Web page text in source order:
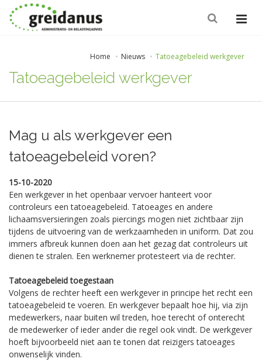
Home Nieuws Tatoeagebeleid werkgever
Tatoeagebeleid werkgever
Mag u als werkgever een
tatoeagebeleid voren?
15-10-2020
Een werkgever in het openbaar vervoer hanteert voor
controleurs een tatoeagebeleid. Tatoeages en andere
lichaamsversieringen zoals piercings mogen niet zichtbaar zijn
tijdens de uitvoering van de werkzaamheden in uniform. Dat zou
immers afbreuk kunnen doen aan het gezag dat controleurs uit
dienen te stralen. Een werknemer protesteert via de rechter.
Tatoeagebeleid toegestaan
Volgens de rechter heeft een werkgever in principe het recht een
tatoeagebeleid te voeren. En werkgever bepaalt hoe hij, via zijn
medewerkers, naar buiten wil treden, hoe terecht of onterecht
de medewerker of ieder ander die regel ook vindt. De werkgever
hoeft bijvoorbeeld niet aan te tonen dat reizigers tatoeages
onwenselijk vinden.